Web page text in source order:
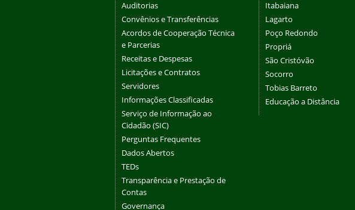
Auditorias
Convênios e Transferências
Acordos de Cooperação Técnica
e Parcerias
Receitas e Despesas
Licitações e Contratos
Servidores
Informações Classificadas
Serviço de Informação ao
Cidadão (SIC)
Perguntas Frequentes
Dados Abertos
TEDs
Transparência e Prestação de
Contas
Governança
Itabaiana
Lagarto
Poço Redondo
Propriá
São Cristóvão
Socorro
Tobias Barreto
Educação a Distância